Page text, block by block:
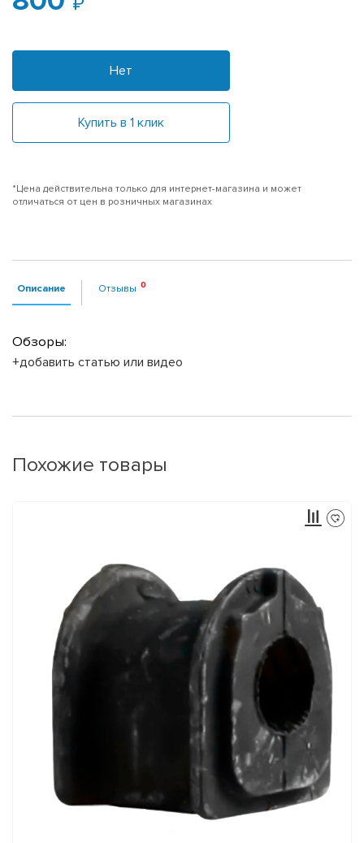
Нет
Купить в 1 клик
*Цена действительна только для интернет-магазина и может
отличаться от цен в розничных магазинах
Описание Отзывы
Обзоры:
+добавить статью или видео
Похожие товары